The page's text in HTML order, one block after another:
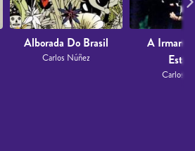
Alborada Do Brasil
Carlos Núñez
A
Carlos